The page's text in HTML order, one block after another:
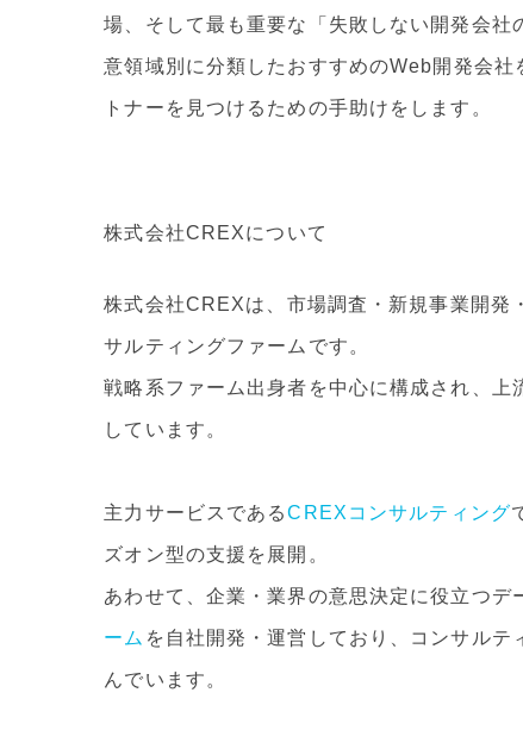
場、そして最も重要な「失敗しない開発会
意領域別に分類したおすすめのWeb開発会
トナーを見つけるための手助けをします。
株式会社CREXについて
株式会社CREXは、市場調査・新規事業開発
サルティングファームです。
戦略系ファーム出身者を中心に構成され、上
しています。
主力サービスであるCREXコンサルティング
ズオン型の支援を展開。
あわせて、企業・業界の意思決定に役立つデ
ーム を自社開発・運営しており、コンサル
んでいます。